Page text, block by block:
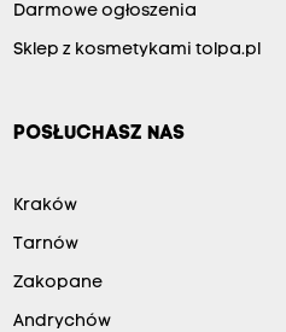
Darmowe ogłoszenia
Sklep z kosmetykami tolpa.pl
POSŁUCHASZ NAS
Kraków
Tarnów
Zakopane
Andrychów